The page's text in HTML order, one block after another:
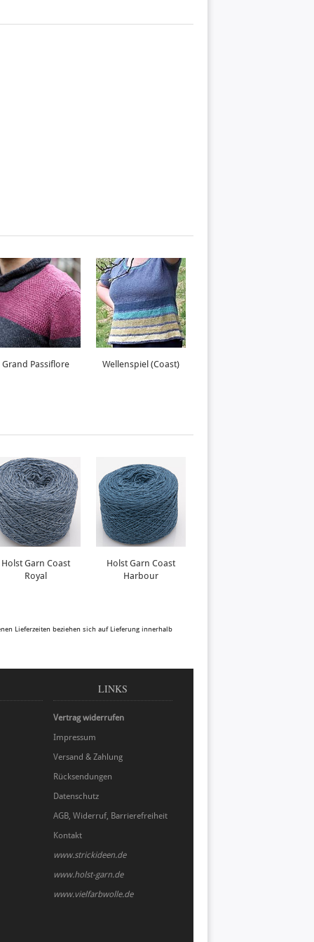
Grand Passiflore Wellenspiel (Coast)
Holst Garn Coast
Royal
Holst Garn Coast
Harbour
Lieferzeiten beziehen sich auf Lieferung innerhalb
LINKS
Vertrag widerrufen
Impressum
Versand & Zahlung
Rücksendungen
Datenschutz
AGB, Widerruf, Barrierefreiheit
Kontakt
www.strickideen.de
www.holst-garn.de
www.vielfarbwolle.de